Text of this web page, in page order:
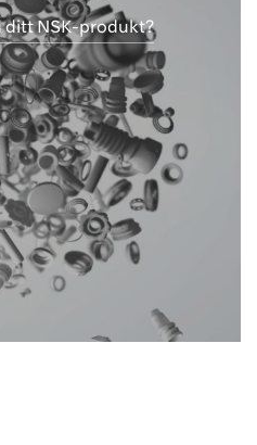
ditt NSK-produkt?